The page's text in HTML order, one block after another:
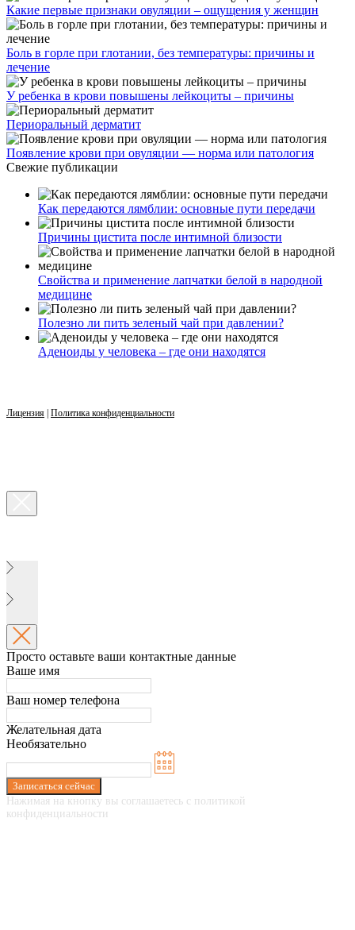
Какие первые признаки овуляции – ощущения у женщин
Боль в горле при глотании, без температуры: причины и
лечение
У ребенка в крови повышены лейкоциты – причины
Периоральный дерматит
Появление крови при овуляции — норма или патология
Свежие публикации
Как передаются лямблии: основные пути передачи
Причины цистита после интимной близости
Свойства и применение лапчатки белой в народной
медицине
Полезно ли пить зеленый чай при давлении?
Аденоиды у человека – где они находятся
Лицензия Политика конфиденциальности
Просто оставьте ваши контактные данные
Ваше имя
Ваш номер телефона
Желательная дата
Необязательно
Записаться сейчас
Нажимая на кнопку вы соглашаетесь с политикой
конфиденциальности